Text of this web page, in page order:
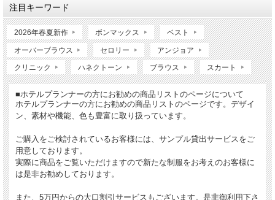
注目キーワード
2026年春夏新作 ボンマックス ベスト
オーバーブラウス セロリー アンジョア
クリニック ハネクトーン ブラウス スカート
■ホテルプランナーの方にお勧めの商品リストのページについて
ホテルプランナーの方にお勧めの商品リストのページです。デザイ
ン、素材や機能、色も豊富に取り扱っています。
ご購入をご検討されているお客様には、サンプル貸出サービスをご
用意しております。
実際に商品をご覧いただけますので新たな制服をお考えのお客様に
は是非お勧めしております。
また、5万円からの大口割引サービスもございます。是非御利用下さ